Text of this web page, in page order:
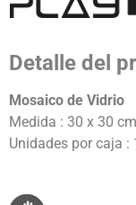
Detalle del
Mosaico de Vidrio
Medida : 30 x 30
Unidades por caja :